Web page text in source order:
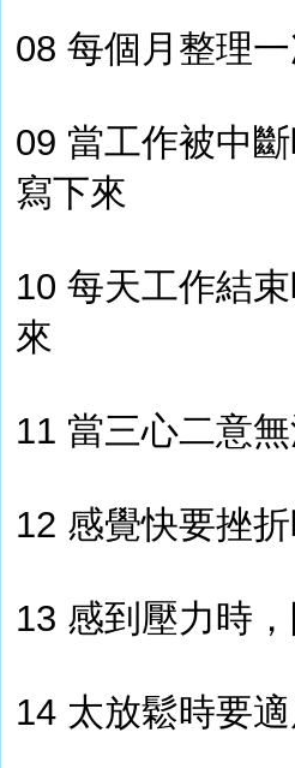
08 每個月整理
09 當工作被中
寫下來
10 每天工作結
來
11 當三心二意
12 感覺快要挫
13 感到壓力時
14 太放鬆時要